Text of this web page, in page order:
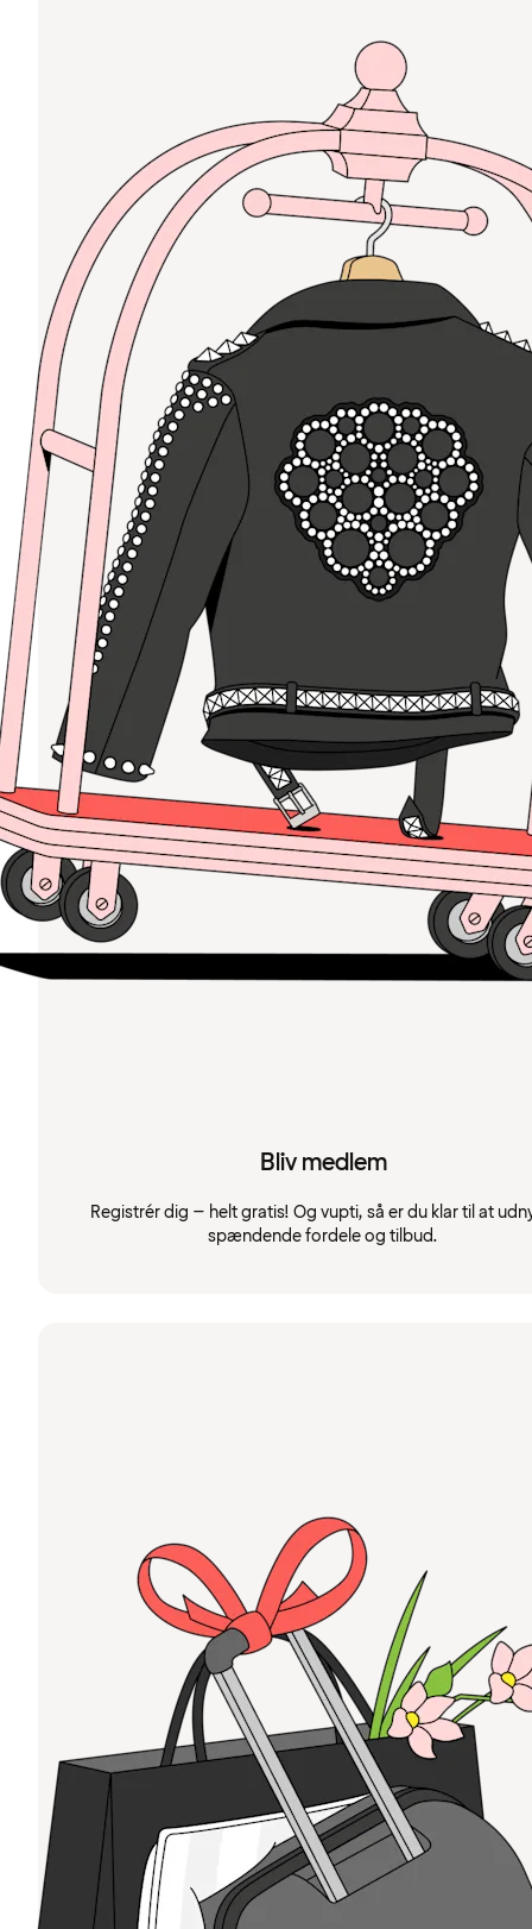
Bliv medlem
Registrér dig – helt gratis! Og vupti, så er du klar til at
spændende fordele og tilbud.